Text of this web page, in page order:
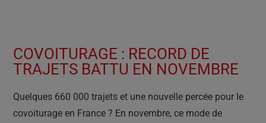
PROMOTIONS
COVOITURAGE : RECORD DE
TRAJETS BATTU EN NOVEMBRE
Quelques 660 000 trajets et une nouvelle percée pour le
covoiturage en France ? En novembre, ce mode de